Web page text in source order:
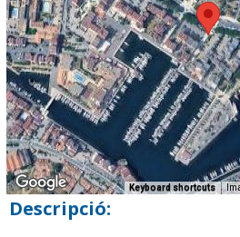
Keyboard shortcuts
Descripció: